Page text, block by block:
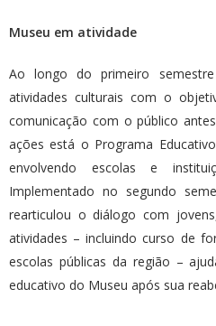
Museu em atividade
Ao longo do primeiro
atividades culturais com o
comunicação com o público
ações está o Programa
envolvendo escolas e
Implementado no segundo
rearticulou o diálogo com
atividades – incluindo curso de
escolas públicas da região –
educativo do Museu após sua